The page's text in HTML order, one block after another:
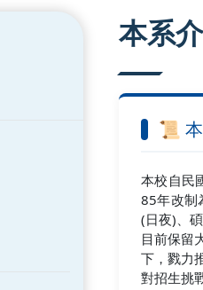
本系
📜
本校自民
85年改制
(日夜)、
目前保留
下，戮力
對招生挑戰